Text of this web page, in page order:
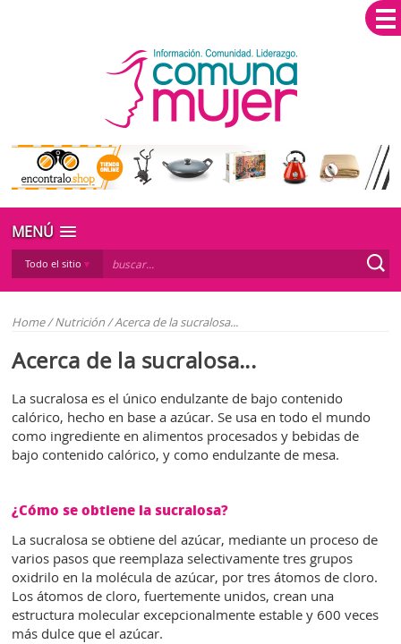
MENÚ
Todo el sitio
Home/Nutrición/Acerca de la sucralosa...
Acerca de la sucralosa...
La sucralosa es el único endulzante de bajo contenido
calórico, hecho en base a azúcar. Se usa en todo el mundo
como ingrediente en alimentos procesados y bebidas de
bajo contenido calórico, y como endulzante de mesa.
¿Cómo se obtiene la sucralosa?
La sucralosa se obtiene del azúcar, mediante un proceso de
varios pasos que reemplaza selectivamente tres grupos
oxidrilo en la molécula de azúcar, por tres átomos de cloro.
Los átomos de cloro, fuertemente unidos, crean una
estructura molecular excepcionalmente estable y 600 veces
más dulce que el azúcar.